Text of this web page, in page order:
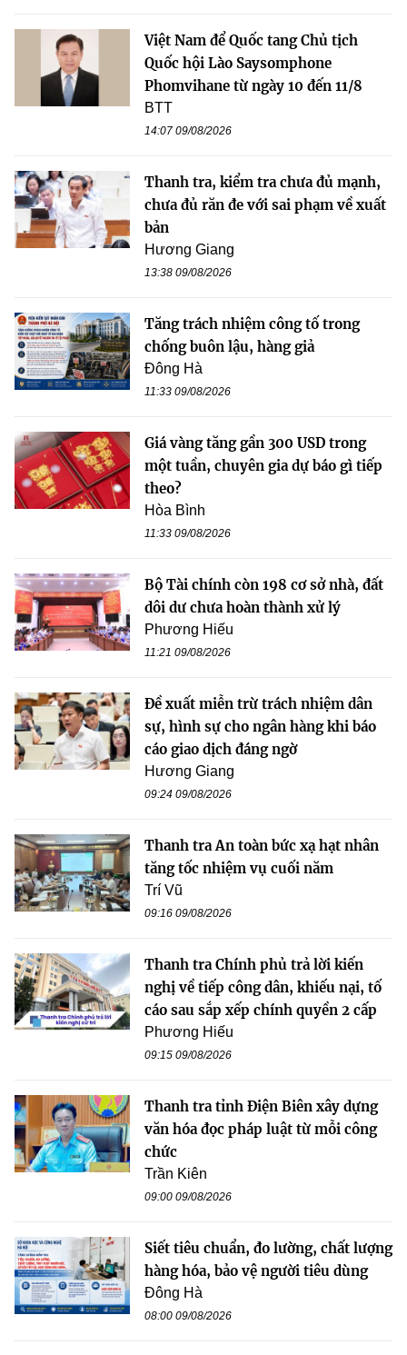
Việt Nam để Quốc tang Chủ tịch
Quốc hội Lào Saysomphone
Phomvihane từ ngày 10 đến 11/8
BTT
14:07 09/08/2026
Thanh tra, kiểm tra chưa đủ mạnh,
chưa đủ răn đe với sai phạm về xuất
bản
Hương Giang
13:38 09/08/2026
Tăng trách nhiệm công tố trong
chống buôn lậu, hàng giả
Đông Hà
11:33 09/08/2026
Giá vàng tăng gần 300 USD trong
một tuần, chuyên gia dự báo gì tiếp
theo?
Hòa Bình
11:33 09/08/2026
Bộ Tài chính còn 198 cơ sở nhà, đất
dôi dư chưa hoàn thành xử lý
Phương Hiếu
11:21 09/08/2026
Đề xuất miễn trừ trách nhiệm dân
sự, hình sự cho ngân hàng khi báo
cáo giao dịch đáng ngờ
Hương Giang
09:24 09/08/2026
Thanh tra An toàn bức xạ hạt nhân
tăng tốc nhiệm vụ cuối năm
Trí Vũ
09:16 09/08/2026
Thanh tra Chính phủ trả lời kiến
nghị về tiếp công dân, khiếu nại, tố
cáo sau sắp xếp chính quyền 2 cấp
Phương Hiếu
09:15 09/08/2026
Thanh tra tỉnh Điện Biên xây dựng
văn hóa đọc pháp luật từ mỗi công
chức
Trần Kiên
09:00 09/08/2026
Siết tiêu chuẩn, đo lường, chất lượng
hàng hóa, bảo vệ người tiêu dùng
Đông Hà
08:00 09/08/2026